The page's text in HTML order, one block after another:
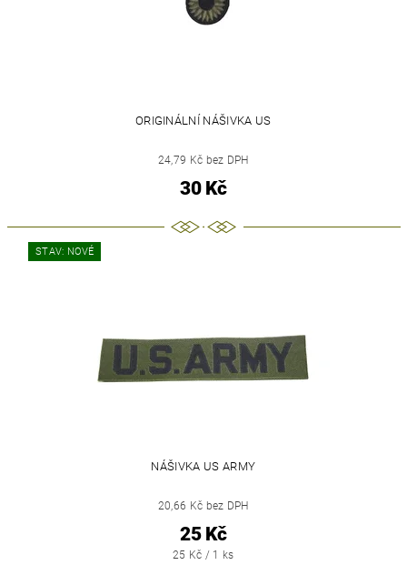
ORIGINÁLNÍ NÁŠIVKA US
24,79 Kč bez DPH
30 Kč
STAV: NOVÉ
NÁŠIVKA US ARMY
20,66 Kč bez DPH
25 Kč
25 Kč / 1 ks